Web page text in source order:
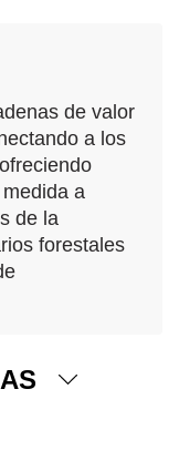
de valor
a los
a
de la
forestales